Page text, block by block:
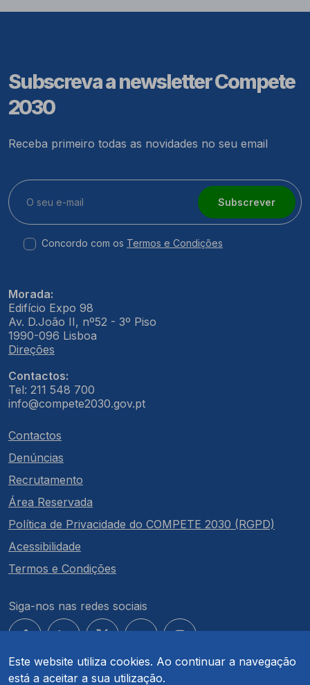
Este website utiliza cookies. Ao continuar a navegação
está a aceitar a sua utilização.
Subscreva a newsletter Compete
2030
Receba primeiro todas as novidades no seu email
Subscrever
Concordo com os Termos e Condições
Morada:
Edifício Expo 98
Av. D.João II, nº52 - 3º Piso
1990-096 Lisboa
Direções
Contactos:
Tel: 211 548 700
info@compete2030.gov.pt
Contactos
Denúncias
Recrutamento
Área Reservada
Política de Privacidade do COMPETE 2030 (RGPD)
Acessibilidade
Termos e Condições
Siga-nos nas redes sociais